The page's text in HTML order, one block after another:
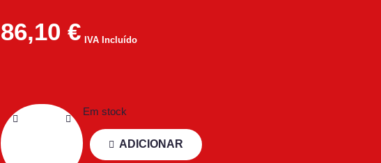
86,10 € IVA Incluído
Em stock
ADICIONAR